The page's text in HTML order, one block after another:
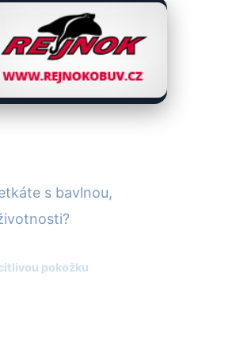
s bavlnou,
pokožku